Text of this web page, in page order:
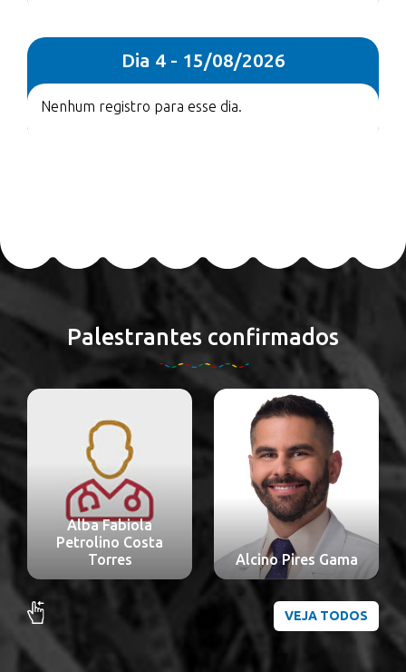
Dia 4 - 15/08/2026
Nenhum registro para esse dia.
Palestrantes confirmados
Alba Fabiola
Petrolino Costa
Torres
Alcino Pires Gama
VEJA TODOS